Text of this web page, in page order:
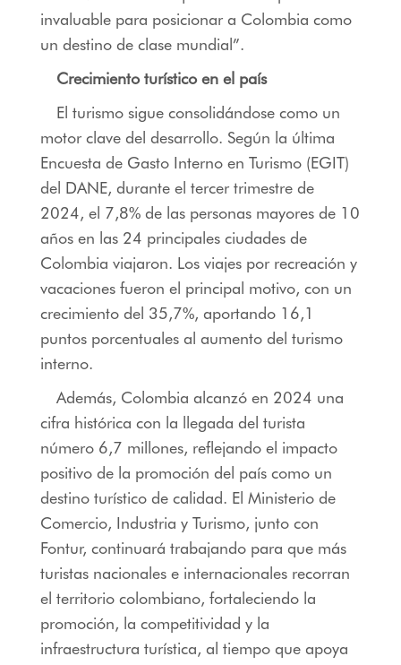
invaluable para posicionar a Colombia como
un destino de clase mundial”.
Crecimiento turístico en el país
El turismo sigue consolidándose como un
motor clave del desarrollo. Según la última
Encuesta de Gasto Interno en Turismo (EGIT)
del DANE, durante el tercer trimestre de
2024, el 7,8% de las personas mayores de 10
años en las 24 principales ciudades de
Colombia viajaron. Los viajes por recreación y
vacaciones fueron el principal motivo, con un
crecimiento del 35,7%, aportando 16,1
puntos porcentuales al aumento del turismo
interno.
Además, Colombia alcanzó en 2024 una
cifra histórica con la llegada del turista
número 6,7 millones, reflejando el impacto
positivo de la promoción del país como un
destino turístico de calidad. El Ministerio de
Comercio, Industria y Turismo, junto con
Fontur, continuará trabajando para que más
turistas nacionales e internacionales recorran
el territorio colombiano, fortaleciendo la
promoción, la competitividad y la
infraestructura turística, al tiempo que apoya